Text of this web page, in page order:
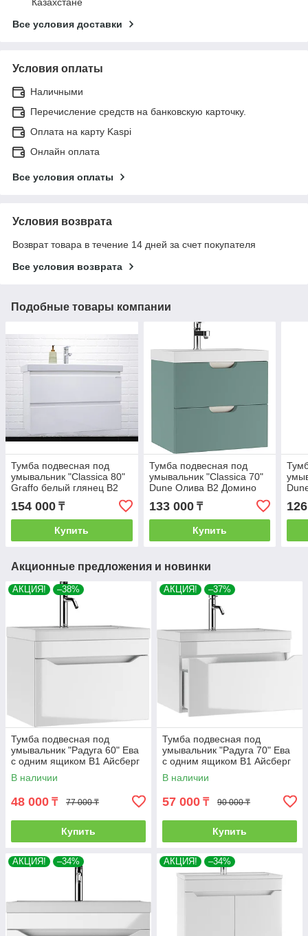
Все условия доставки
Условия оплаты
Наличными
Перечисление средств на банковскую карточку.
Оплата на карту Kaspi
Онлайн оплата
Все условия оплаты
Условия возврата
Возврат товара в течение 14 дней за счет покупателя
Все условия возврата
Подобные товары компании
Тумба подвесная под
умывальник "Classica 80"
Graffo белый глянец В2
154 000 ₸
Купить
Тумба подвесная под
умывальник "Classica 70"
Dune Олива В2 Домино
133 000₸
Купить
Акционные предложения и новинки
АКЦИЯ! –38%
Тумба подвесная под
умывальник "Радуга 60" Ева
с одним ящиком В1 Айсберг
В наличии
48 000 ₸ 77 000 ₸
Купить
АКЦИЯ! –37%
Тумба подвесная под
умывальник "Радуга 70" Ева
с одним ящиком В1 Айсберг
В наличии
57 000 ₸ 90 000 ₸
Купить
АКЦИЯ! –34% АКЦИЯ! –34%